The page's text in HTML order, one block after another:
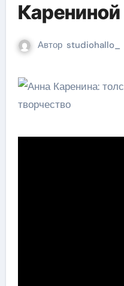
Карениной
Автор studiohallo_